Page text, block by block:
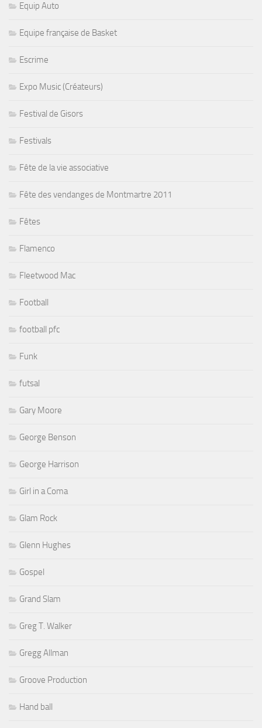
Equip Auto
Equipe française de Basket
Escrime
Expo Music (Créateurs)
Festival de Gisors
Festivals
Fête de la vie associative
Fête des vendanges de Montmartre 2011
Fêtes
Flamenco
Fleetwood Mac
Football
football pfc
Funk
futsal
Gary Moore
George Benson
George Harrison
Girl in a Coma
Glam Rock
Glenn Hughes
Gospel
Grand Slam
Greg T. Walker
Gregg Allman
Groove Production
Hand ball